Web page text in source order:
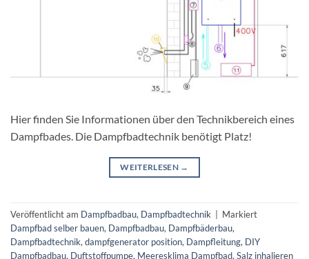
Hier finden Sie Informationen über den Technikbereich eines
Dampfbades. Die Dampfbadtechnik benötigt Platz!
WEITERLESEN →
Veröffentlicht am Dampfbadbau, Dampfbadtechnik
Markiert
Dampfbad selber bauen, Dampfbadbau, Dampfbäderbau,
Dampfbadtechnik,dampfgenerator position, Dampfleitung, DIY
Dampfbadbau, Duftstoffpumpe, Meeresklima Dampfbad,Salz inhalieren